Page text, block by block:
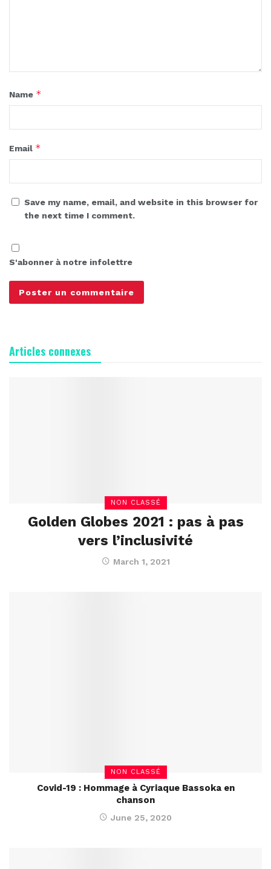
Name *
Email *
Save my name, email, and website in this browser for
the next time I comment.
S'abonner à notre infolettre
Articles connexes
NON CLASSÉ
Golden Globes 2021 : pas à pas
vers l’inclusivité
March 1, 2021
NON CLASSÉ
Covid-19 : Hommage à Cyriaque Bassoka en
chanson
June 25, 2020